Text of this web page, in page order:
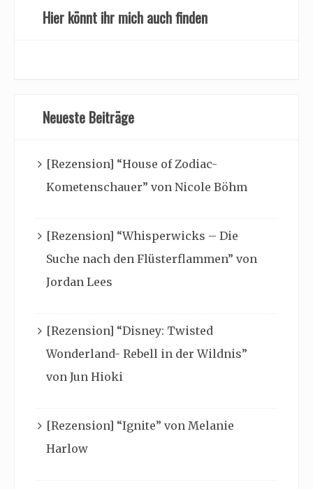
Hier könnt ihr mich auch finden
Neueste Beiträge
[Rezension] “House of Zodiac-
Kometenschauer” von Nicole Böhm
[Rezension] “Whisperwicks – Die
Suche nach den Flüsterflammen” von
Jordan Lees
[Rezension] “Disney: Twisted
Wonderland- Rebell in der Wildnis”
von Jun Hioki
[Rezension] “Ignite” von Melanie
Harlow